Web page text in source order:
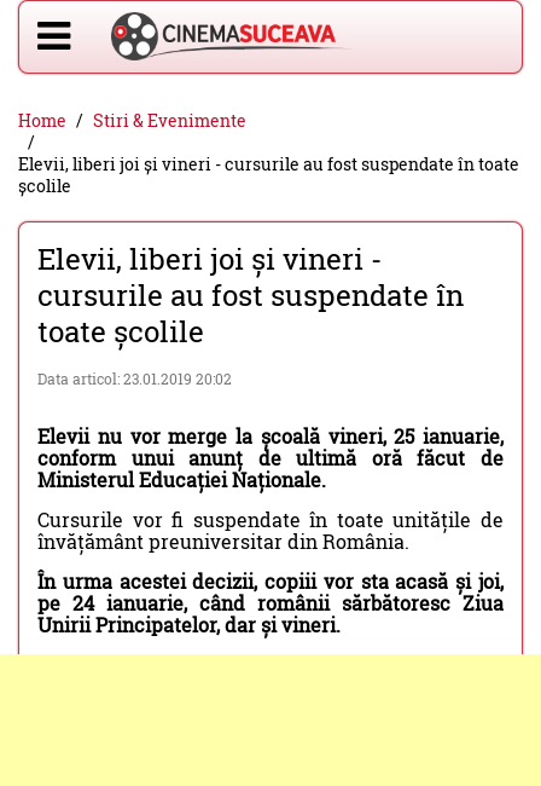
Home
Stiri & Evenimente
Elevii, liberi joi și vineri - cursurile au fost suspendate în toate
școlile
Elevii, liberi joi și vineri -
cursurile au fost suspendate în
toate școlile
Data articol: 23.01.2019 20:02
Elevii nu vor merge la școală vineri, 25 ianuarie,
conform unui anunț de ultimă oră făcut de
Ministerul Educației Naționale.
Cursurile vor fi suspendate în toate unitățile de
învățământ preuniversitar din România.
În urma acestei decizii, copiii vor sta acasă și joi,
pe 24 ianuarie, când românii sărbătoresc Ziua
Unirii Principatelor, dar și vineri.